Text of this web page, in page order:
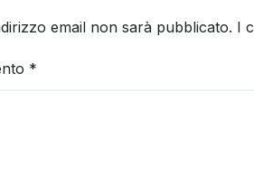
email non sarà pubblicato. I
*